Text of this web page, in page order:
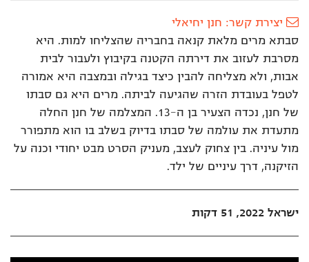
יצירת קשר: חנן יחיאלי
סבתא מרים מלאת קנאה בחבריה שהצליחו למות. היא
מסרבת לעזוב את דירתה הקטנה בקיבוץ ולעבור לבית
אבות, ולא מצליחה להבין כיצד בגילה ובמצבה היא אמורה
לטפל בעובדת הזרה שהגיעה לביתה. מרים היא גם סבתו
של חנן, נכדה הצעיר בן ה-13. המצלמה של חנן החלה
מתעדת את עולמה של סבתו בדיוק בשלב בו הוא מתפורר
מול עיניה. בין צחוק לעצב, מעניק הסרט מבט יחודי וכנה על
הזיקנה, דרך עיניים של ילד.
ישראל 2022, 51 דקות